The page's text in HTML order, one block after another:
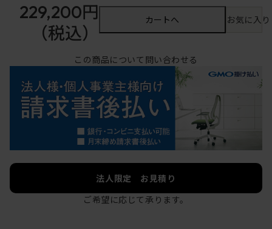
229,200円
（税込）
カートへ お気に入
この商品について問い合わせる
法人限定 お見積り
ご希望に応じて承ります。